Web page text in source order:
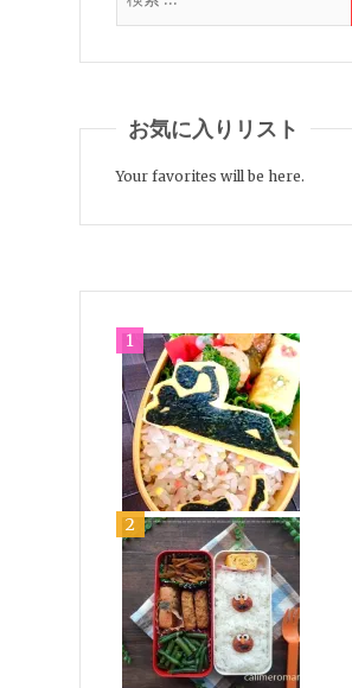
お気に入りリスト
Your favorites will be here.